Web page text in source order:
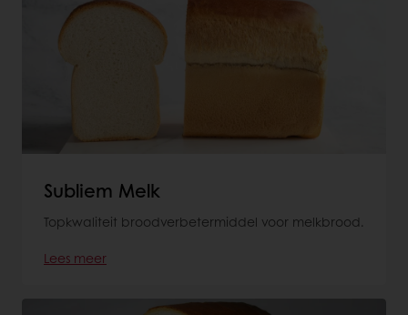
Subliem Melk
Topkwaliteit broodverbetermiddel voor melkbrood.
Lees meer